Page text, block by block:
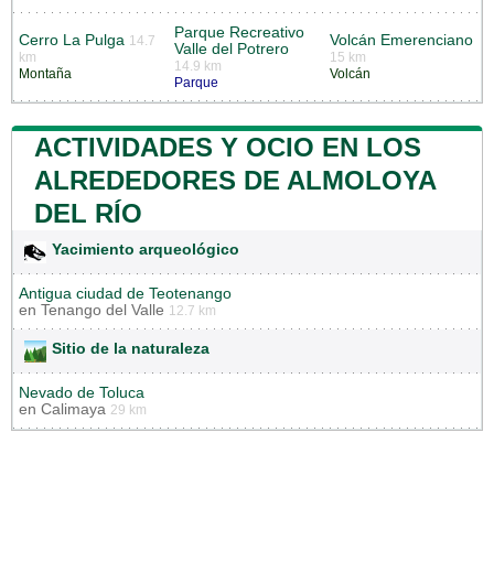
Cerro La Pulga 14.7
km
Montaña
Parque Recreativo
Valle del Potrero
14.9 km
Parque
Volcán Emerenciano
15 km
Volcán
ACTIVIDADES Y OCIO EN LOS
ALREDEDORES DE ALMOLOYA
DEL RÍO
Yacimiento arqueológico
Antigua ciudad de Teotenango
en Tenango del Valle 12.7 km
Sitio de la naturaleza
Nevado de Toluca
en Calimaya 29 km